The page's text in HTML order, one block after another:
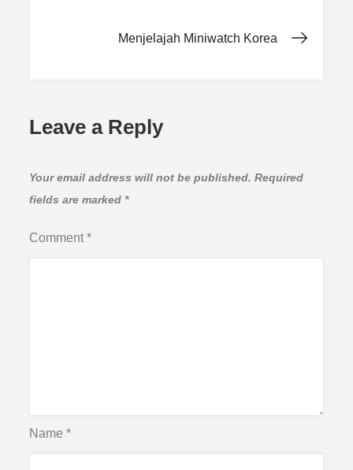
Menjelajah Miniwatch Korea
Leave a Reply
Your email address will not be published. Required
fields are marked *
Comment*
Name*